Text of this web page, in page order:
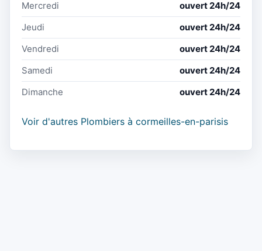
Mercredi
ouvert 24h/24
Jeudi
ouvert 24h/24
Vendredi
ouvert 24h/24
Samedi
ouvert 24h/24
Dimanche
ouvert 24h/24
Voir d'autres Plombiers à cormeilles-en-parisis